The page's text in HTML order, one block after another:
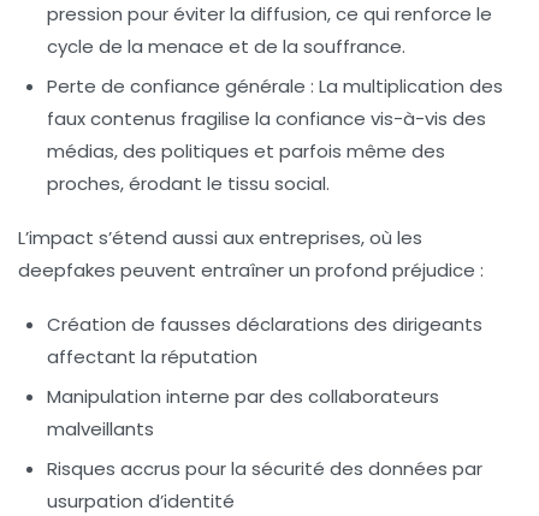
pression pour éviter la diffusion, ce qui renforce le
cycle de la menace et de la souffrance.
Perte de confiance générale : La multiplication des
faux contenus fragilise la confiance vis-à-vis des
médias, des politiques et parfois même des
proches, érodant le tissu social.
L’impact s’étend aussi aux entreprises, où les
deepfakes peuvent entraîner un profond préjudice :
Création de fausses déclarations des dirigeants
affectant la réputation
Manipulation interne par des collaborateurs
malveillants
Risques accrus pour la sécurité des données par
usurpation d’identité